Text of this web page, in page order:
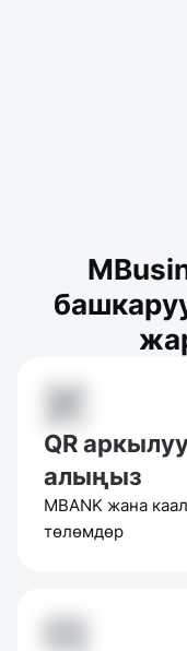
QR
алыңыз
MBANK жана
төлөмдөр